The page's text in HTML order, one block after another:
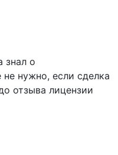
знал о
нужно, если сделка
отзыва лицензии